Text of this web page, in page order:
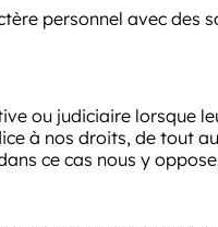
personnel avec des
ou judiciaire lorsque
à nos droits, de tout
ce cas nous y